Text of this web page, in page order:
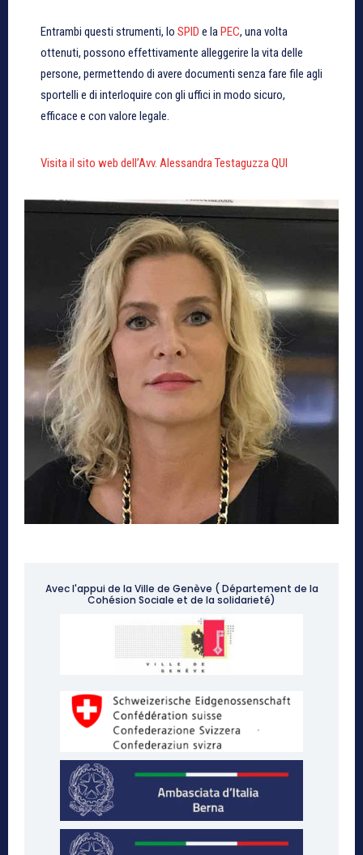
Entrambi questi strumenti, lo SPID e laPEC, una volta
ottenuti, possono effettivamente alleggerire la vita delle
persone, permettendo di avere documenti senza fare file agli
sportelli e di interloquire con gli uffici in modo sicuro,
efficace e con valore legale.
Visita il sito web dell’Avv. Alessandra Testaguzza QUI
Avec l'appui de la Ville de Genève ( Département de la
Cohésion Sociale et de la solidarieté)